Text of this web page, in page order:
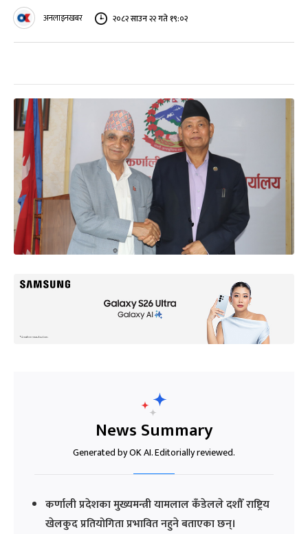
अनलाइनखबर २०८२ साउन २२ गते १९:०२
News Summary
Generated by OK AI. Editorially reviewed.
कर्णाली प्रदेशका मुख्यमन्त्री यामलाल कँडेलले दशौँ राष्ट्रिय
खेलकुद प्रतियोगिता प्रभावित नहुने बताएका छन्।